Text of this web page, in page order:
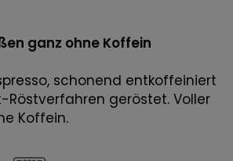
ganz ohne Koffein
schonend entkoffeiniert
Röstverfahren geröstet. Voller
Koffein.